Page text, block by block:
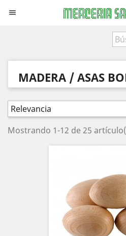

MADERA / ASAS
Relevancia
Mostrando 1-12 de 25